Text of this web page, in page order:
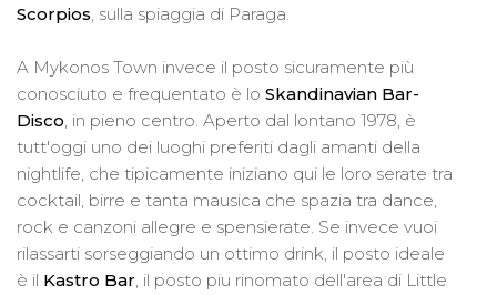
Scorpios, sulla spiaggia di Paraga.
A Mykonos Town invece il posto sicuramente più
conosciuto e frequentato è lo Skandinavian Bar-
Disco, in pieno centro. Aperto dal lontano 1978, è
tutt'oggi uno dei luoghi preferiti dagli amanti della
nightlife, che tipicamente iniziano qui le loro serate tra
cocktail, birre e tanta mausica che spazia tra dance,
rock e canzoni allegre e spensierate. Se invece vuoi
rilassarti sorseggiando un ottimo drink, il posto ideale
è il Kastro Bar, il posto piu rinomato dell'area di Little